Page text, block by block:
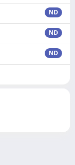
ND
ND
ND